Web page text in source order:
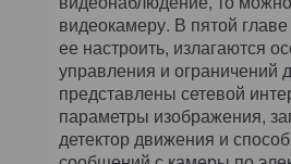
видеокамеру. В пятой главе
ее настроить, излагаются
управления и ограничений
представлены сетевой
параметры изображения,
детектор движения и